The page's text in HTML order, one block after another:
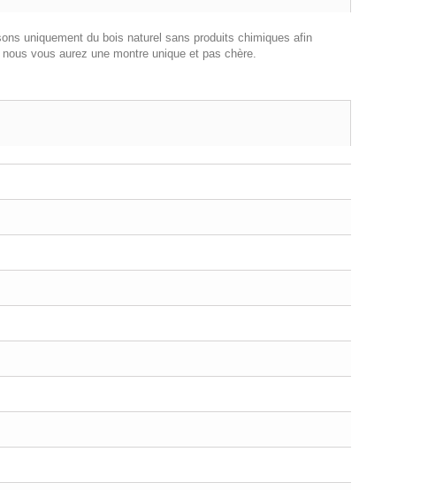
uniquement du bois naturel sans produits chimiques afin
vous aurez une montre unique et pas chère.